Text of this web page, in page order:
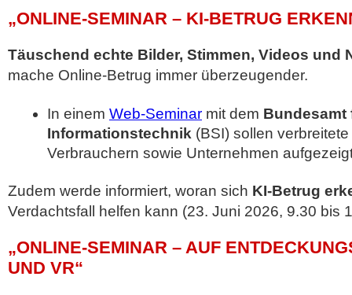
„ONLINE-SEMINAR – KI-BETRUG
Täuschend echte Bilder, Stimmen, Videos und
mache Online-Betrug immer überzeugender.
In einem Web-Seminar mit dem Bundesamt
Informationstechnik (BSI) sollen
Verbrauchern sowie Unternehmen
Zudem werde informiert, woran sich KI-Betrug
Verdachtsfall helfen kann (23. Juni 2026, 9.30 bis
„ONLINE-SEMINAR – AUF
UND VR“